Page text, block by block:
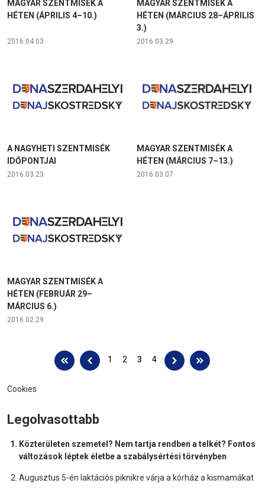
MAGYAR SZENTMISÉK A
HÉTEN (ÁPRILIS 4–10.)
2016.04.03
MAGYAR SZENTMISÉK A
HÉTEN (MÁRCIUS 28–ÁPRILIS
3.)
2016.03.29
A NAGYHETI SZENTMISÉK
IDŐPONTJAI
2016.03.23
MAGYAR SZENTMISÉK A
HÉTEN (MÁRCIUS 7–13.)
2016.03.07
MAGYAR SZENTMISÉK A
HÉTEN (FEBRUÁR 29–
MÁRCIUS 6.)
2016.02.29
1 2 3 4
Cookies
Legolvasottabb
Közterületen szemetel? Nem tartja rendben a telkét? Fontos
változások léptek életbe a szabálysértési törvényben
Augusztus 5-én laktációs piknikre várja a kórház a kismamákat